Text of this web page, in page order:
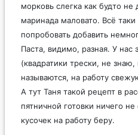
морковь слегка как будто
маринада маловато. Всё
попробовать добавить
Паста, видимо, разная. У нас
(квадратики трески, не
называются, на работу
А тут Таня такой рецепт в
пятничной готовки ничего
кусочек на работу беру.